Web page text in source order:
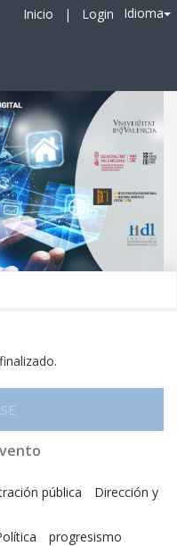
Inicio | Login Idioma
pública
Dirección y
progresismo